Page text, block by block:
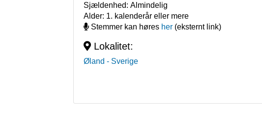
Sjældenhed:Almindelig
Alder: 1. kalenderår eller mere
Stemmer kan høres her (eksternt link)
Lokalitet:
Øland - Sverige